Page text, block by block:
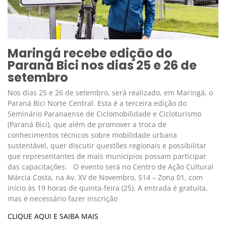
Maringá recebe edição do
Paraná Bici nos dias 25 e 26 de
setembro
Nos dias 25 e 26 de setembro, será realizado, em Maringá, o
Paraná Bici Norte Central. Esta é a terceira edição do
Seminário Paranaense de Ciclomobilidade e Cicloturismo
(Paraná Bici), que além de promover a troca de
conhecimentos técnicos sobre mobilidade urbana
sustentável, quer discutir questões regionais e possibilitar
que representantes de mais municípios possam participar
das capacitações. O evento será no Centro de Ação Cultural
Márcia Costa, na Av. XV de Novembro, 514 – Zona 01, com
início às 19 horas de quinta-feira (25). A entrada é gratuita,
mas é necessário fazer inscrição
CLIQUE AQUI E SAIBA MAIS